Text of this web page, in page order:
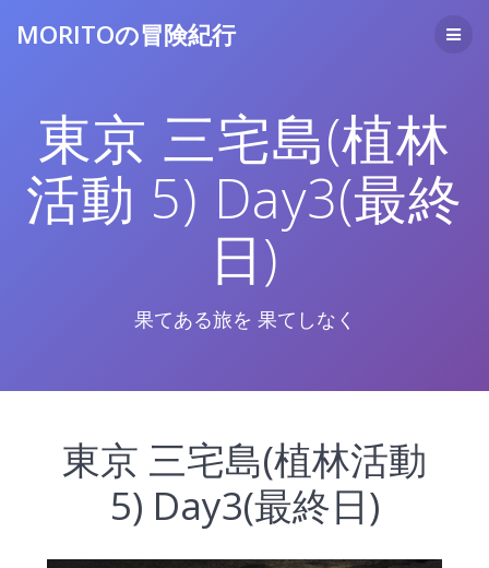
へ
ス
キ
ッ
プ
MORITOの冒険紀行
東京 三宅島(植林
活動 5) Day3(最終
日)
果てある旅を 果てしなく
東京 三宅島(植林活動
5) Day3(最終日)